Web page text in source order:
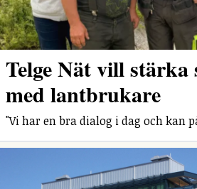
Telge Nät vill stärka
med lantbrukare
"Vi har en bra dialog i dag och kan